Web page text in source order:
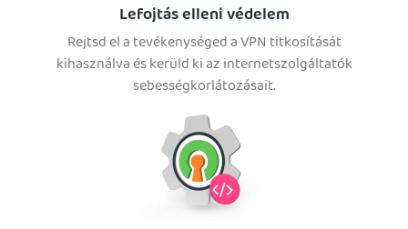
Lefojtás elleni védelem
Rejtsd el a tevékenységed a VPN titkosítását
kihasználva és kerüld ki az internetszolgáltatók
sebességkorlátozásait.